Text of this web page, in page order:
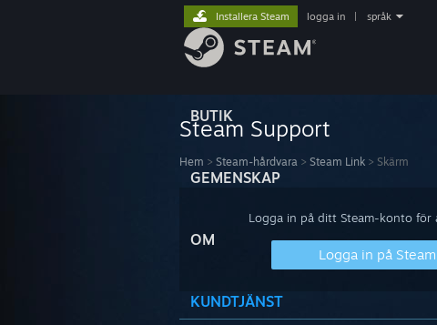
BUTIK
GEMENSKAP
OM
KUNDTJÄNST
Installera Steam logga in språk
Steam Support
Hem > Steam-hårdvara > Steam Link > Skärm
Logga in på ditt Steam-konto
Logga in på Steam